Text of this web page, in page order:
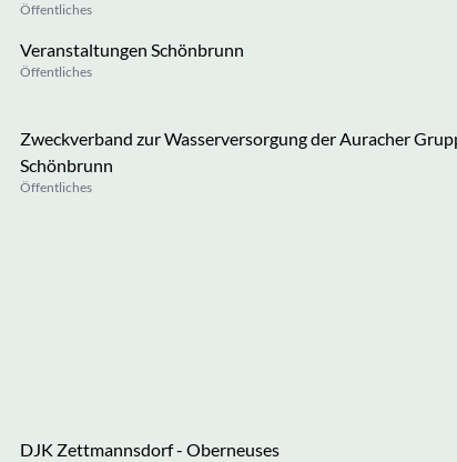
Öffentliches
Veranstaltungen Schönbrunn
Öffentliches
Zweckverband zur Wasserversorgung der Auracher
Schönbrunn
Öffentliches
DJK Zettmannsdorf - Oberneuses